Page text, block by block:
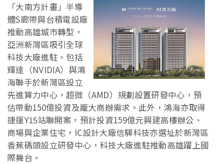
「大南方計畫」半導
體S廊帶與台積電設廠
推動高雄城市轉型，
亞洲新灣區吸引全球
科技大廠進駐。包括
輝達（NVIDIA）與鴻
海聯手於新灣區設立
先進算力中心，超微（AMD）規劃設置研發中心，預
估帶動150億投資及龐大商辦需求。此外，鴻海亦取得
捷運Y15站聯開案，預計投資159億元興建高樓辦公、
商場與企業住宅，IC設計大廠信驊科技亦選址於新灣區
香蕉碼頭設立研發中心，科技大廠進駐推動高雄躍上國
際舞台。